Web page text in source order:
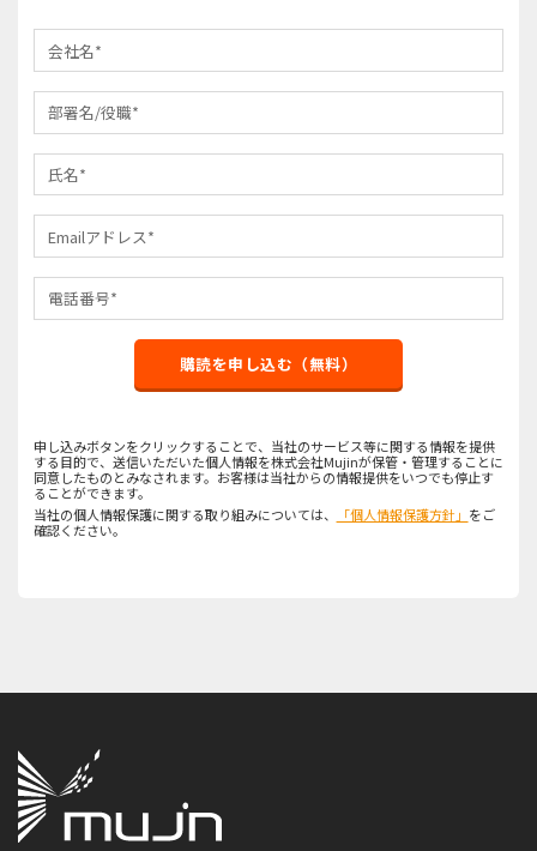
購読を申し込む（無料）
申し込みボタンをクリックすることで、当社のサービス等に関する情報を提供
する目的で、送信いただいた個人情報を株式会社Mujinが保管・管理することに
同意したものとみなされます。お客様は当社からの情報提供をいつでも停止す
ることができます。
当社の個人情報保護に関する取り組みについては、
「個人情報保護方針」 をご
確認ください。